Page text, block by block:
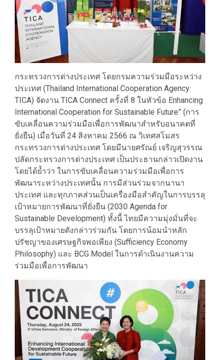
​กระทรวงการต่างประเทศ โดยกรมความร่วมมือระหว่าง
ประเทศ (Thailand International Cooperation Agency:
TICA) จัดงาน TICA Connect ครั้งที่ 8 ในหัวข้อ Enhancing
International Cooperation for Sustainable Future” (การ
ขับเคลื่อนความร่วมมือเพื่อการพัฒนาสำหรับอนาคตที่
ยั่งยืน) เมื่อวันที่ 24 สิงหาคม 2566 ณ วิเทศสโมสร
กระทรวงการต่างประเทศ โดยมีนายศรัณย์ เจริญสุวรรณ
ปลัดกระทรวงการต่างประเทศ เป็นประธานกล่าวเปิดงาน
โดยได้ย้ำว่า ในการขับเคลื่อนความร่วมมือเพื่อการ
พัฒนาระหว่างประเทศนั้น การมีส่วนร่วมจากนานา
ประเทศ และทุกภาคส่วนเป็นเครื่องมือสำคัญในการบรรลุ
เป้าหมายการพัฒนาที่ยั่งยืน (2030 Agenda for
Sustainable Development) ทั้งนี้ ไทยมีความมุ่งมั่นที่จะ
บรรลุเป้าหมายดังกล่าวร่วมกัน โดยการน้อมนำหลัก
ปรัชญาของเศรษฐกิจพอเพียง (Sufficiency Economy
Philosophy) และ BCG Model ในการดำเนินงานความ
ร่วมมือเพื่อการพัฒนา